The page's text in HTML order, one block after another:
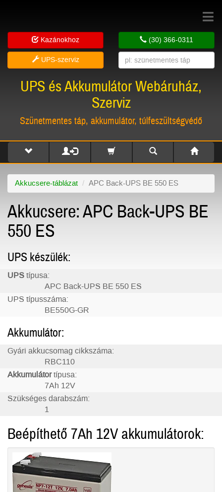
Toggle
Kazánokhoz
UPS-szerviz
(30) 366-0311
UPS és Akkumulátor Webáruház,
Szerviz
Szünetmentes táp, akkumulátor, túlfeszültségvédő
Akkucsere-táblázat APC Back-UPS BE 550 ES
Akkucsere: APC Back-UPS BE
550 ES
UPS készülék:
UPS típusa:
APC Back-UPS BE 550 ES
UPS típusszáma:
BE550G-GR
Akkumulátor:
Gyári akkucsomag cikkszáma:
RBC110
Akkumulátortípusa:
7Ah 12V
Szükséges darabszám:
1
Beépíthető 7Ah 12V akkumulátorok: